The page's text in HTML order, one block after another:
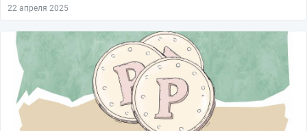
22 апреля 2025